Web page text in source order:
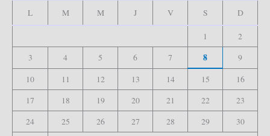
L M M J V S D
1
2
3
4 5 6 7 8
9
10
11 12 13 14 15
16
17
18 19 20 21 22
23
24
25 26 27 28 29
30